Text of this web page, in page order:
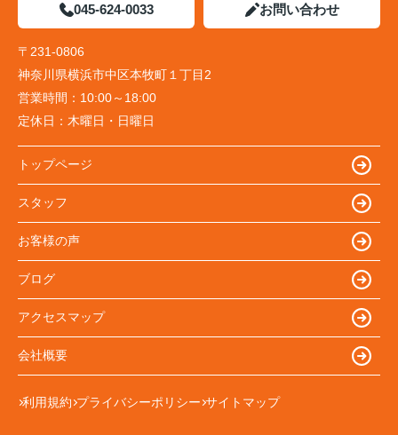
045-624-0033 お問い合わせ
〒231-0806
神奈川県横浜市中区本牧町１丁目2
営業時間： 10:00～18:00
定休日： 木曜日・日曜日
トップページ
スタッフ
お客様の声
ブログ
アクセスマップ
会社概要
利用規約 プライバシーポリシー サイトマップ